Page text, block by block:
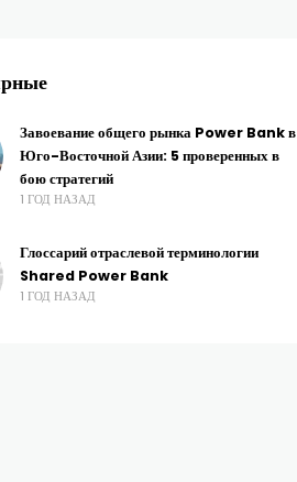
Завоевание общего рынка Power Bank в
Юго-Восточной Азии: 5 проверенных в
бою стратегий
1 ГОД НАЗАД
Глоссарий отраслевой терминологии
Shared Power Bank
1 ГОД НАЗАД